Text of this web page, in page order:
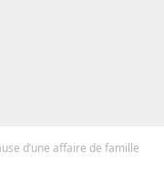
d’une affaire de famille